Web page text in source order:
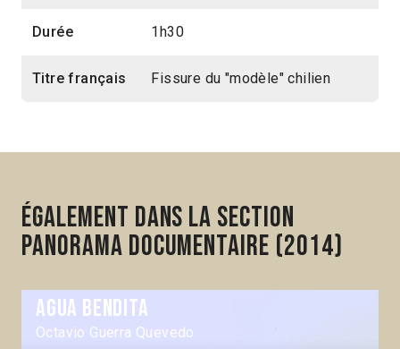
Durée 1h30
Titre français Fissure du "modèle" chilien
Également dans la section
Panorama Documentaire (2014)
Agua bendita
Octavio Guerra Quevedo